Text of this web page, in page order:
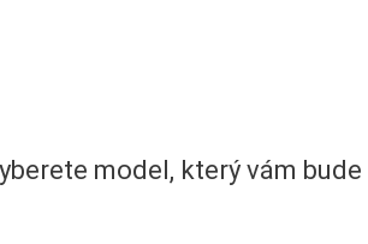
model, který vám bude